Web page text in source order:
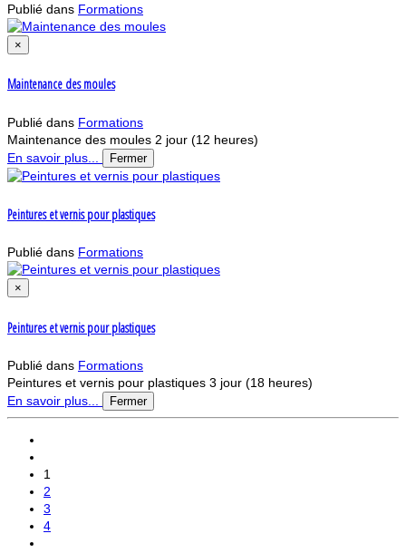
Publié dans Formations
×
Maintenance des moules
Publié dans Formations
Maintenance des moules 2 jour (12 heures)
En savoir plus...
Fermer
Peintures et vernis pour plastiques
Publié dans Formations
×
Peintures et vernis pour plastiques
Publié dans Formations
Peintures et vernis pour plastiques 3 jour (18 heures)
En savoir plus...
Fermer
1
2
3
4